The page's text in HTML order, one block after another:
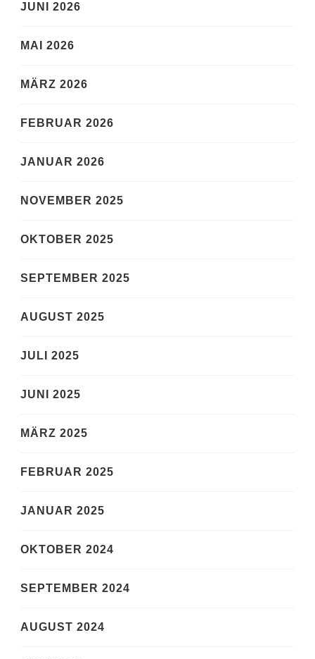
JUNI 2026
MAI 2026
MÄRZ 2026
FEBRUAR 2026
JANUAR 2026
NOVEMBER 2025
OKTOBER 2025
SEPTEMBER 2025
AUGUST 2025
JULI 2025
JUNI 2025
MÄRZ 2025
FEBRUAR 2025
JANUAR 2025
OKTOBER 2024
SEPTEMBER 2024
AUGUST 2024